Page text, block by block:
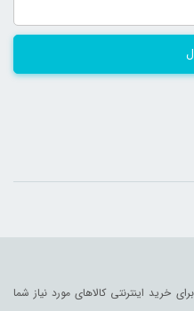
خرید اینترنتی کالاهای مورد نیاز شما